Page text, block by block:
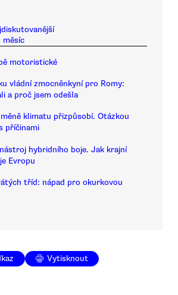
měsíc
motoristické
vládní zmocněnkyní pro Romy:
a proč jsem odešla
klimatu přizpůsobí. Otázkou
příčinami
hybridního boje. Jak krajní
Evropu
tříd: nápad pro okurkovou
Vytisknout